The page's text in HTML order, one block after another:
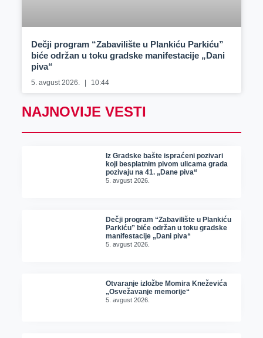
Dečji program “Zabavilište u Plankiću Parkiću”
biće održan u toku gradske manifestacije „Dani
piva“
5. avgust 2026. 10:44
NAJNOVIJE VESTI
Iz Gradske bašte ispraćeni pozivari
koji besplatnim pivom ulicama grada
pozivaju na 41. „Dane piva“
5. avgust 2026.
Dečji program “Zabavilište u Plankiću
Parkiću” biće održan u toku gradske
manifestacije „Dani piva“
5. avgust 2026.
Otvaranje izložbe Momira Kneževića
„Osvežavanje memorije“
5. avgust 2026.